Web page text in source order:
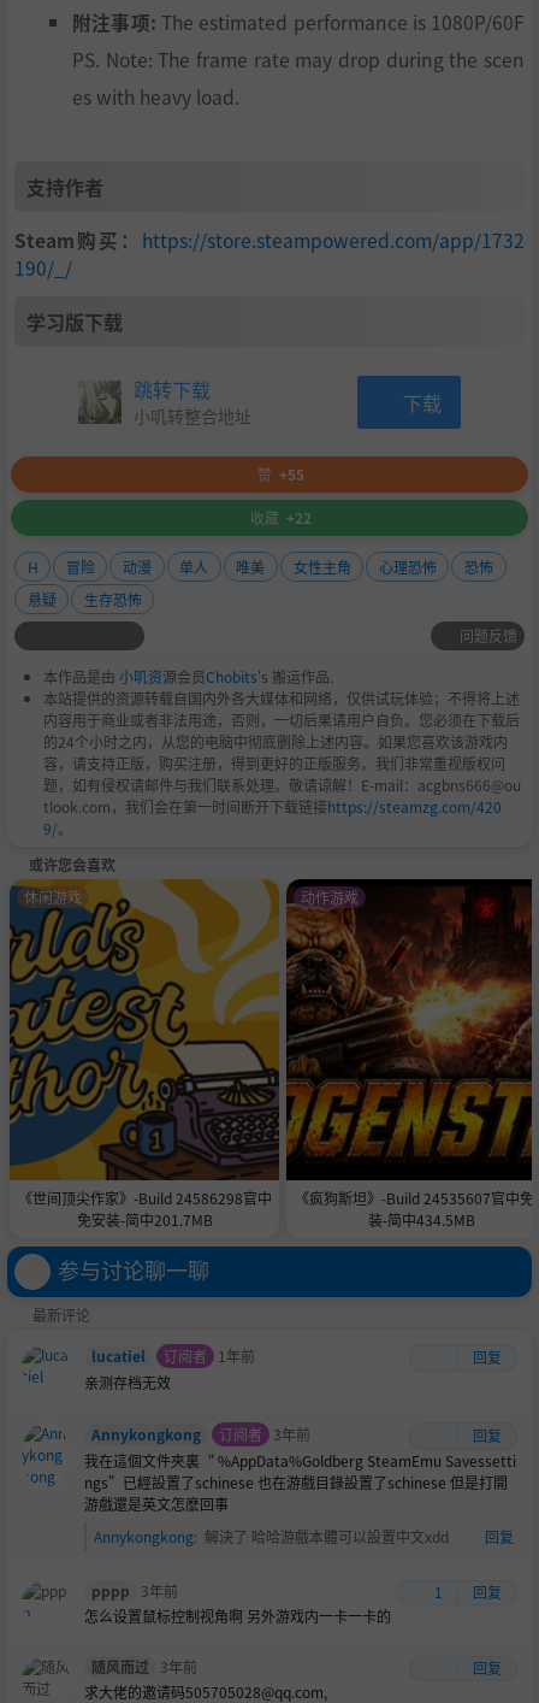
附注事项: The estimated performance is 1080P/60F
PS. Note: The frame rate may drop during the scen
es with heavy load.
支持作者
Steam购买： https://store.steampowered.com/app/1732
190/_/
学习版下载
跳转下载
小叽转整合地址 下载
赞 +55
收藏 +22
H 冒险 动漫 单人 唯美 女性主角 心理恐怖
恐怖
悬疑
生存恐怖
问题反馈
本作品是由 小叽资源会员Chobits's 搬运作品.
本站提供的资源转载自国内外各大媒体和网络，仅供试玩体验；不得将上述
内容用于商业或者非法用途，否则，一切后果请用户自负。您必须在下载后
的24个小时之内，从您的电脑中彻底删除上述内容。如果您喜欢该游戏内
容，请支持正版，购买注册，得到更好的正版服务。我们非常重视版权问
题，如有侵权请邮件与我们联系处理。敬请谅解！E-mail：acgbns666@ou
tlook.com，我们会在第一时间断开下载链接https://steamzg.com/420
9/。
或许您会喜欢
《世间顶尖作家》-Build 24586298官中
免安装-简中201.7MB
休闲游戏
《疯狗斯坦》-Build 24535607官中免
装-简中434.5MB
动作游戏
参与讨论聊一聊
最新评论
lucatiel
订阅者 1年前
回复
亲测存档无效
Annykongkong 订阅者 3年前
回复
我在這個文件夾裏“ %AppData%Goldberg SteamEmu Savessetti
ngs”已經設置了schinese 也在游戲目錄設置了schinese 但是打開
游戲還是英文怎麽回事
Annykongkong: 解決了 哈哈游戲本體可以設置中文xdd 回复
pppp 3年前 1
回复
怎么设置鼠标控制视角啊 另外游戏内一卡一卡的
随风而过 3年前
回复
求大佬的邀请码505705028@qq.com,